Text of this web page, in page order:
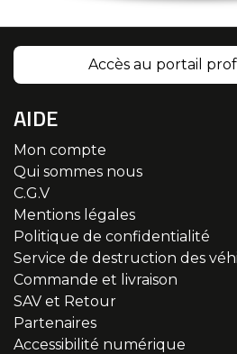
Accès au portail
AIDE
Mon compte
Qui sommes nous
C.G.V
Mentions légales
Politique de confidentialité
Service de destruction des
Commande et livraison
SAV et Retour
Partenaires
Accessibilité numérique